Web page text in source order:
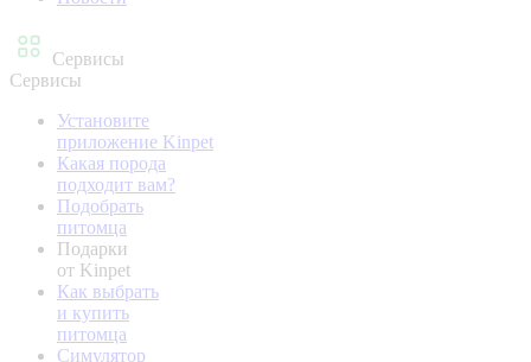
Сервисы
Сервисы
Установите
приложение Kinpet
Какая порода
подходит вам?
Подобрать
питомца
Подарки
от Kinpet
Как выбрать
и купить
питомца
Симулятор